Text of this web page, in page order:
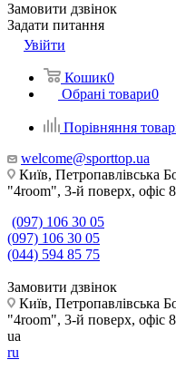
Замовити дзвінок
Задати питання
Увійти
Кошик0
Обрані товари0
Порівняння
welcome@sporttop.ua
Київ, Петропавлівська
"4room", 3-й поверх, офіс
(097) 106 30 05
(097) 106 30 05
(044) 594 85 75
Замовити дзвінок
Київ, Петропавлівська
"4room", 3-й поверх, офіс
ua
ru